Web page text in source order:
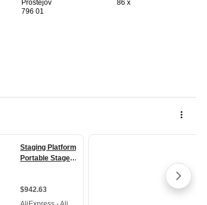
Prostějov
796 01
86 x